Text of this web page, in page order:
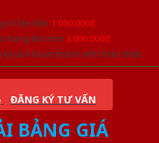
trí lên đến 1.000.000đ
hàng lớn hơn 3.000.000đ
tài khoản thành viên thân thiết
ĐĂNG KÝ TƯ VẤN
BẢNG GIÁ